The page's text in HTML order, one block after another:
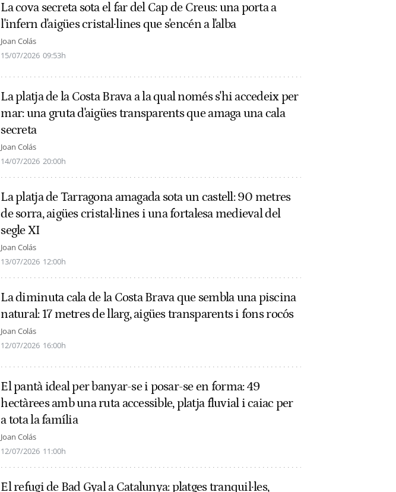
La cova secreta sota el far del Cap de Creus: una porta a
l'infern d'aigües cristal·lines que s'encén a l'alba
Joan Colás
15/07/2026 09:53h
La platja de la Costa Brava a la qual només s'hi accedeix per
mar: una gruta d'aigües transparents que amaga una cala
secreta
Joan Colás
14/07/2026 20:00h
La platja de Tarragona amagada sota un castell: 90 metres
de sorra, aigües cristal·lines i una fortalesa medieval del
segle XI
Joan Colás
13/07/2026 12:00h
La diminuta cala de la Costa Brava que sembla una piscina
natural: 17 metres de llarg, aigües transparents i fons rocós
Joan Colás
12/07/2026 16:00h
El pantà ideal per banyar-se i posar-se en forma: 49
hectàrees amb una ruta accessible, platja fluvial i caiac per
a tota la família
Joan Colás
12/07/2026 11:00h
El refugi de Bad Gyal a Catalunya: platges tranquil·les,